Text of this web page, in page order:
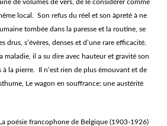
de volumes de vers, de le considérer comme
local. Son refus du réel et son âpreté à ne
tombée dans la paresse et la routine, se
drus, s’évères, denses et d’une rare efficacité.
maladie, il a su dire avec hauteur et gravité son
à la pierre. Il n’est rien de plus émouvant et de
Le wagon en souffrance: une austérité
poésie francophone de Belgique (1903-1926)